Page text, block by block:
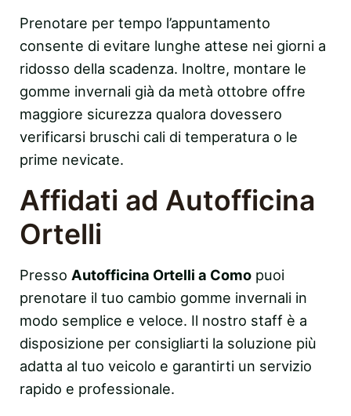
Prenotare per tempo l’appuntamento
consente di evitare lunghe attese nei giorni a
ridosso della scadenza. Inoltre, montare le
gomme invernali già da metà ottobre offre
maggiore sicurezza qualora dovessero
verificarsi bruschi cali di temperatura o le
prime nevicate.
Affidati ad Autofficina
Ortelli
Presso Autofficina Ortelli a Como puoi
prenotare il tuo cambio gomme invernali in
modo semplice e veloce. Il nostro staff è a
disposizione per consigliarti la soluzione più
adatta al tuo veicolo e garantirti un servizio
rapido e professionale.